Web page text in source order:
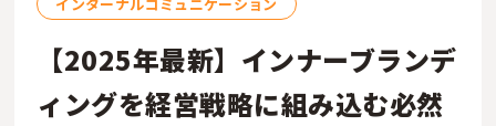
する【2025年最新】インナーブランデ
ィングを経営戦略に組み込む必然